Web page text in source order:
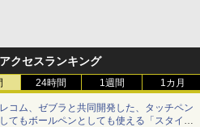
アクセスランキング
24時間 1週間 1カ月
コム、ゼブラと共同開発した、タッチペン
てもボールペンとしても使える「スタイラ